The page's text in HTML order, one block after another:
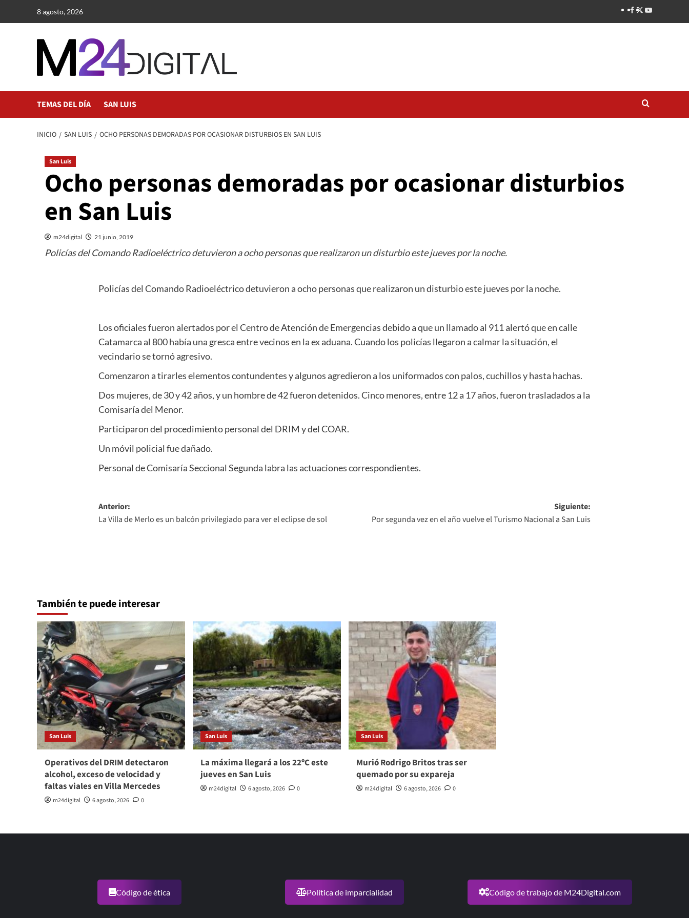
8 agosto, 2026
TEMAS DEL DÍA SAN LUIS
INICIO SAN LUIS OCHO PERSONAS DEMORADAS POR OCASIONAR DISTURBIOS EN SAN LUIS
San Luis
Ocho personas demoradas por ocasionar disturbios
en San Luis
m24digital 21 junio, 2019
Policías del Comando Radioeléctrico detuvieron a ocho personas que realizaron un disturbio este jueves por la noche.
Policías del Comando Radioeléctrico detuvieron a ocho personas que realizaron un disturbio este jueves por la noche.
Los oficiales fueron alertados por el Centro de Atención de Emergencias debido a que un llamado al 911 alertó que en calle
Catamarca al 800 había una gresca entre vecinos en la ex aduana. Cuando los policías llegaron a calmar la situación, el
vecindario se tornó agresivo.
Comenzaron a tirarles elementos contundentes y algunos agredieron a los uniformados con palos, cuchillos y hasta hachas.
Dos mujeres, de 30 y 42 años, y un hombre de 42 fueron detenidos. Cinco menores, entre 12 a 17 años, fueron trasladados a la
Comisaría del Menor.
Participaron del procedimiento personal del DRIM y del COAR.
Un móvil policial fue dañado.
Personal de Comisaría Seccional Segunda labra las actuaciones correspondientes.
Navegación
de
Anterior:
La Villa de Merlo es un balcón privilegiado para ver el eclipse de sol
Siguiente:
Por segunda vez en el año vuelve el Turismo Nacional a San Luis
También te puede interesar
San Luis
Operativos del DRIM detectaron
alcohol, exceso de velocidad y
faltas viales en Villa Mercedes
m24digital 6 agosto, 2026 0
San Luis
La máxima llegará a los 22ºC este
jueves en San Luis
m24digital 6 agosto, 2026 0
San Luis
Murió Rodrigo Britos tras ser
quemado por su expareja
m24digital 6 agosto, 2026 0
Código de ética Política de imparcialidad Código de trabajo de M24Digital.com